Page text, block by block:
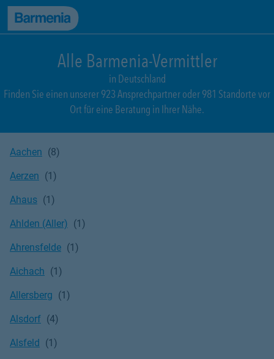
zum Seiteninhalt
Back to top
Alle Barmenia-Vermittler
in Deutschland
Finden Sie einen unserer 923 Ansprechpartner oder 981 Standorte vor
Ort für eine Beratung in Ihrer Nähe.
Aachen
Aerzen
Ahaus
Ahlden (Aller)
Ahrensfelde
Aichach
Allersberg
Alsdorf
Alsfeld